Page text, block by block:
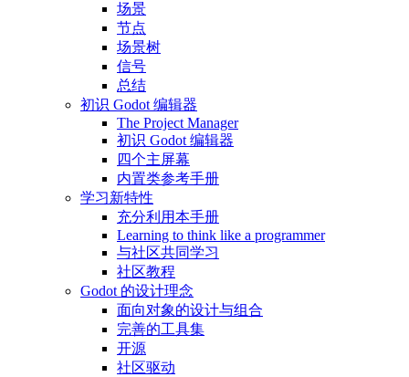
场景
节点
场景树
信号
总结
初识 Godot 编辑器
The Project Manager
初识 Godot 编辑器
四个主屏幕
内置类参考手册
学习新特性
充分利用本手册
Learning to think like a programmer
与社区共同学习
社区教程
Godot 的设计理念
面向对象的设计与组合
完善的工具集
开源
社区驱动